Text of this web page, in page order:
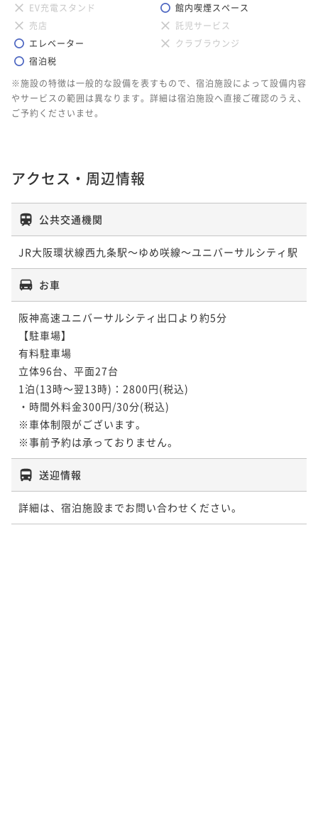
EV充電スタンド
館内喫煙スペース
売店
託児サービス
エレベーター
クラブラウンジ
宿泊税
※施設の特徴は一般的な設備を表すもので、宿泊施設によって設備内容
やサービスの範囲は異なります。詳細は宿泊施設へ直接ご確認のうえ、
ご予約くださいませ。
アクセス・周辺情報
公共交通機関
JR大阪環状線西九条駅～ゆめ咲線～ユニバーサルシティ駅
お車
阪神高速ユニバーサルシティ出口より約5分
【駐車場】
有料駐車場
立体96台、平面27台
1泊(13時～翌13時)：2800円(税込)
・時間外料金300円/30分(税込)
※車体制限がございます。
※事前予約は承っておりません。
送迎情報
詳細は、宿泊施設までお問い合わせください。